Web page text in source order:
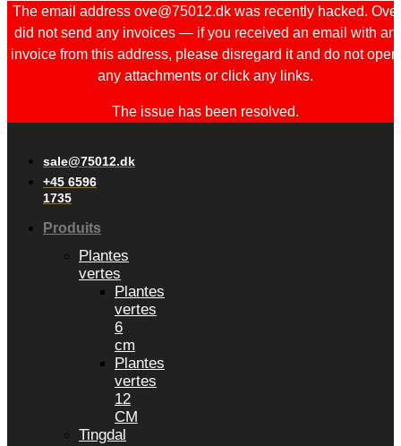
The email address ove@75012.dk was recently hacked. Ove
did not send any invoices — if you received an email with an
invoice from this address, please disregard it and do not open
any attachments or click any links.
The issue has been resolved.
sale@75012.dk
+45 6596
1735
Produits
Plantes
vertes
Plantes
vertes
6
cm
Plantes
vertes
12
CM
Tingdal